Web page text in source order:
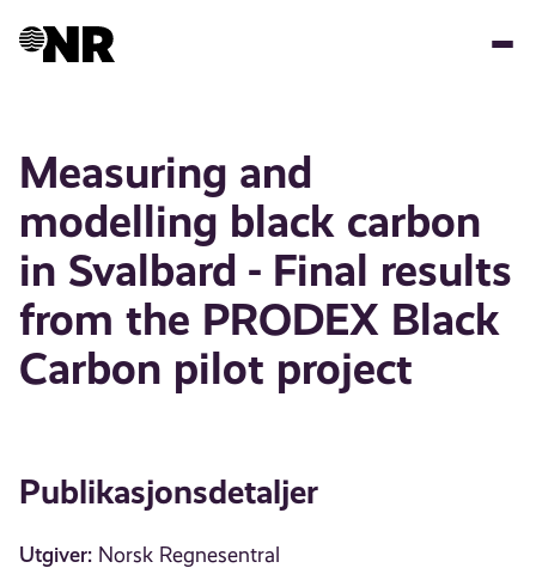
Measuring and
modelling black carbon
in Svalbard - Final results
from the PRODEX Black
Carbon pilot project
Publikasjonsdetaljer
Utgiver: Norsk Regnesentral